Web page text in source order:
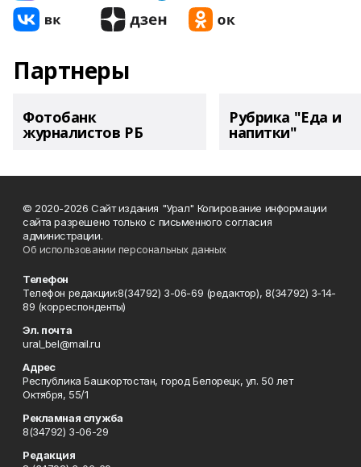
Партнеры
Фотобанк
журналистов РБ
Рубрика "Еда и
напитки"
© 2020-2026 Сайт издания "Урал" Копирование информации
сайта разрешено только с письменного согласия
администрации.
Об использовании персональных данных
Телефон
Телефон редакции:8(34792) 3-06-69 (редактор), 8(34792) 3-14-
89 (корреспонденты)
Эл. почта
ural_bel@mail.ru
Адрес
Республика Башкортостан, город Белорецк, ул. 50 лет
Октября, 55/1
Рекламная служба
8(34792) 3-06-29
Редакция